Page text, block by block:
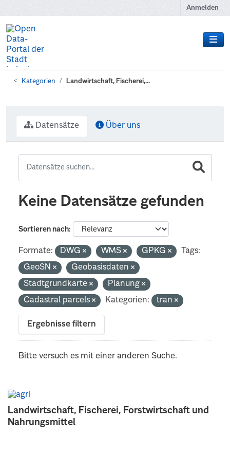
Anmelden
Kategorien Landwirtschaft, Fischerei,...
Landwirtschaft, Fischerei, Forstwirtschaft und
Nahrungsmittel
Datensätze Über uns
Keine Datensätze gefunden
Sortieren nach
Formate: DWG WMS GPKG
Tags:
GeoSN
Geobasisdaten
Stadtgrundkarte
Planung
Cadastral parcels
Kategorien: tran
Ergebnisse filtern
Bitte versuch es mit einer anderen Suche.